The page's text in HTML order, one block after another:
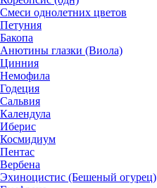
Смеси однолетних цветов
Петуния
Бакопа
Анютины глазки (Виола)
Цинния
Немофила
Годеция
Сальвия
Календула
Иберис
Космидиум
Пентас
Вербена
Эхиноцистис (Бешеный огурец)